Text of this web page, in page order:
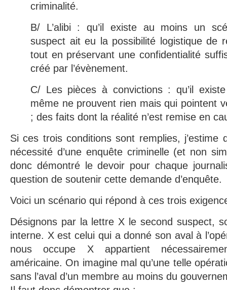
criminalité.
B/ L’alibi : qu’il existe au moins un
suspect ait eu la possibilité logistique de
tout en préservant une confidentialité
créé par l’évènement.
C/ Les pièces à convictions : qu’il
même ne prouvent rien mais qui pointent
; des faits dont la réalité n’est remise en
Si ces trois conditions sont remplies, j’estime
nécessité d’une enquête criminelle (et non
donc démontré le devoir pour chaque
question de soutenir cette demande d’enquête.
Voici un scénario qui répond à ces trois
Désignons par la lettre X le second suspect,
interne. X est celui qui a donné son aval à
nous occupe X appartient
américaine. On imagine mal qu’une telle
sans l’aval d’un membre au moins du